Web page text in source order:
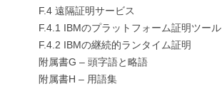
F.4 遠隔証明サービス
F.4.1 IBMのプラットフォーム証明ツール
F.4.2 IBMの継続的ランタイム証明
附属書G – 頭字語と略語
附属書H – 用語集